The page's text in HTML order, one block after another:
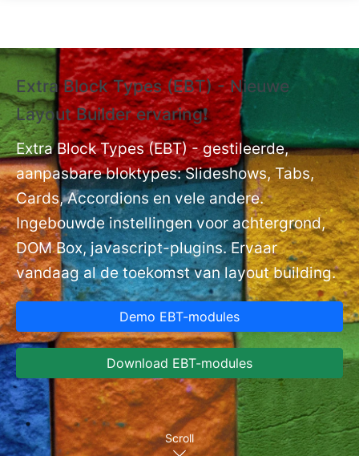
Extra Block Types (EBT) - Nieuwe
Layout Builder ervaring❗
Extra Block Types (EBT) - gestileerde,
aanpasbare bloktypes: Slideshows, Tabs,
Cards, Accordions en vele andere.
Ingebouwde instellingen voor achtergrond,
DOM Box, javascript-plugins. Ervaar
vandaag al de toekomst van layout building.
Demo EBT-modules
Download EBT-modules
Scroll